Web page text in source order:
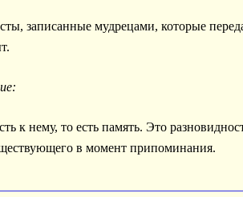
записанные мудрецами, которые
к нему, то есть память. Это
в момент припоминания.